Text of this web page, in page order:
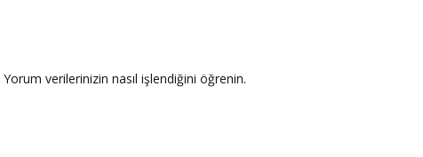
Yorum verilerinizin nasıl işlendiğini öğrenin.